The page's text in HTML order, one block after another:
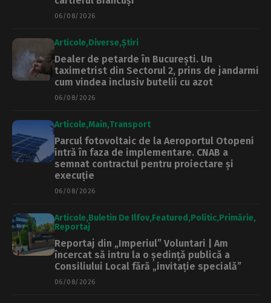
06/08/2026
Articole Diverse Știri
Dealer de petarde în București. Un
taximetrist din Sectorul 2, prins de jandarmi
cum vindea inclusiv butelii cu azot
06/08/2026
Articole Main Transport
Parcul fotovoltaic de la Aeroportul Otopeni
intră în faza de implementare. CNAB a
semnat contractul pentru proiectare și
execuție
06/08/2026
Articole Buletin De Ilfov Featured Politic Primărie
Reportaj
Reportaj din „Imperiul” Voluntari | Am
încercat să intru la o ședință publică a
Consiliului Local fără „invitație specială”
06/08/2026